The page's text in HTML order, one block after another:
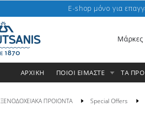
E-shop μόνο για
Μάρκες
ΑΡΧΙΚΗ ΠΟΙΟΙ ΕΙΜΑΣΤΕ ΤΑ
ΞΕΝΟΔΟΧΕΙΑΚΑ ΠΡΟΙΟΝΤΑ Special Offers